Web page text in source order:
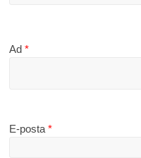
Ad*
E-posta*